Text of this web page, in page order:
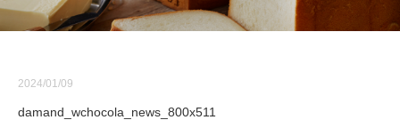
2024/01/09
damand_wchocola_news_800x511